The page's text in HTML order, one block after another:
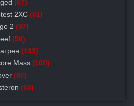
(67)
2XC (61)
2 (97)
(56)
(133)
Mass (100)
(87)
(65)